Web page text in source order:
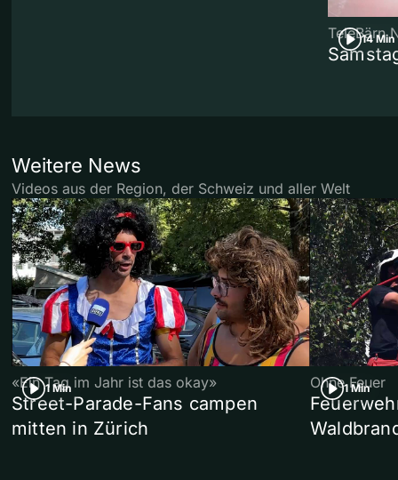
14 Min
TeleBärn
Weitere News
Videos aus der Region, der Schweiz und aller Welt
1 Min
«Ein Tag im Jahr ist das okay»
Street-Parade-Fans campen
mitten in Zürich
1 Min
Ohne Feuer